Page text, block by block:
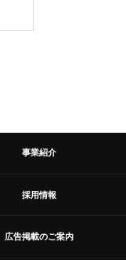
事業紹介
採用情報
広告掲載のご案内